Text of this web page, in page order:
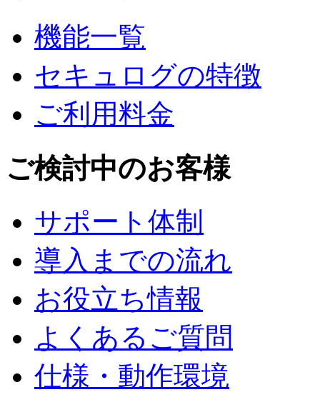
機能一覧
セキュログの特徴
ご利用料金
ご検討中のお客様
サポート体制
導入までの流れ
お役立ち情報
よくあるご質問
仕様・動作環境